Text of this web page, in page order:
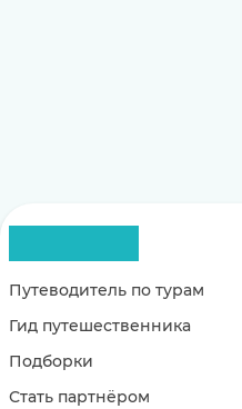
Путеводитель по турам
Гид путешественника
Подборки
Стать партнёром